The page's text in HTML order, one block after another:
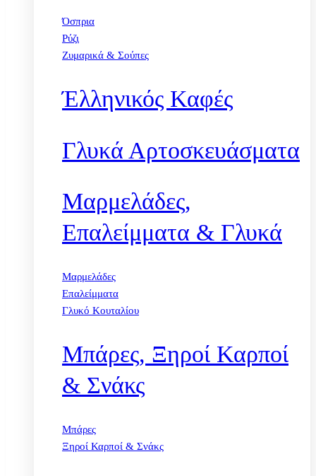
Όσπρια
Ρύζι
Ζυμαρικά & Σούπες
Έλληνικός Καφές
Γλυκά Αρτοσκευάσματα
Μαρμελάδες,
Επαλείμματα & Γλυκά
Μαρμελάδες
Επαλείμματα
Γλυκό Κουταλίου
Μπάρες, Ξηροί Καρποί
& Σνάκς
Μπάρες
Ξηροί Καρποί & Σνάκς